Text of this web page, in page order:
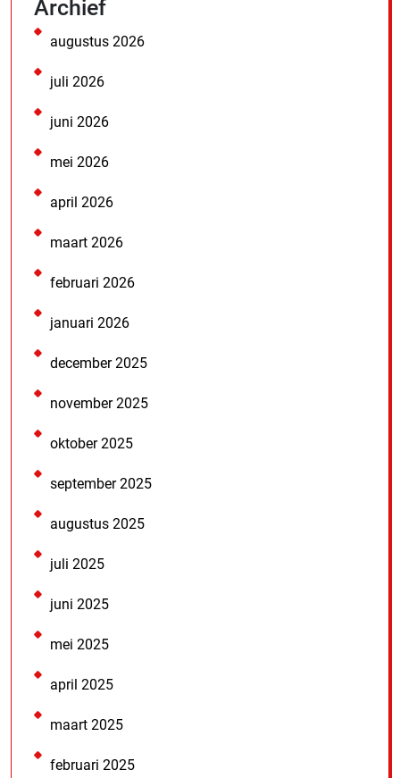
Archief
augustus 2026
juli 2026
juni 2026
mei 2026
april 2026
maart 2026
februari 2026
januari 2026
december 2025
november 2025
oktober 2025
september 2025
augustus 2025
juli 2025
juni 2025
mei 2025
april 2025
maart 2025
februari 2025